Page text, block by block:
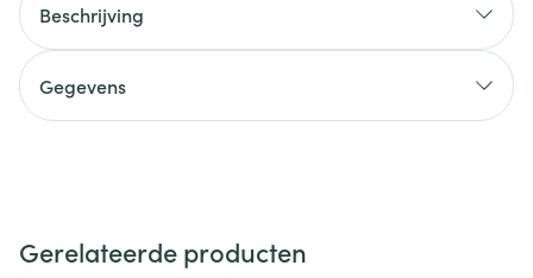
Beschrijving
Gegevens
Gerelateerde producten